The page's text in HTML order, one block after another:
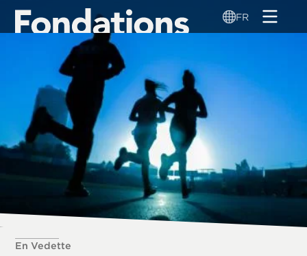
Aller
FR
En Vedette